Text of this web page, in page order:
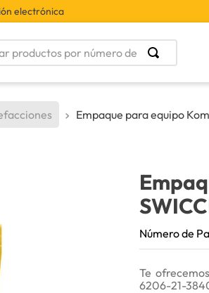
electrónica
por número de parte
Empaque para equipo
Número de
Te
6206-21-